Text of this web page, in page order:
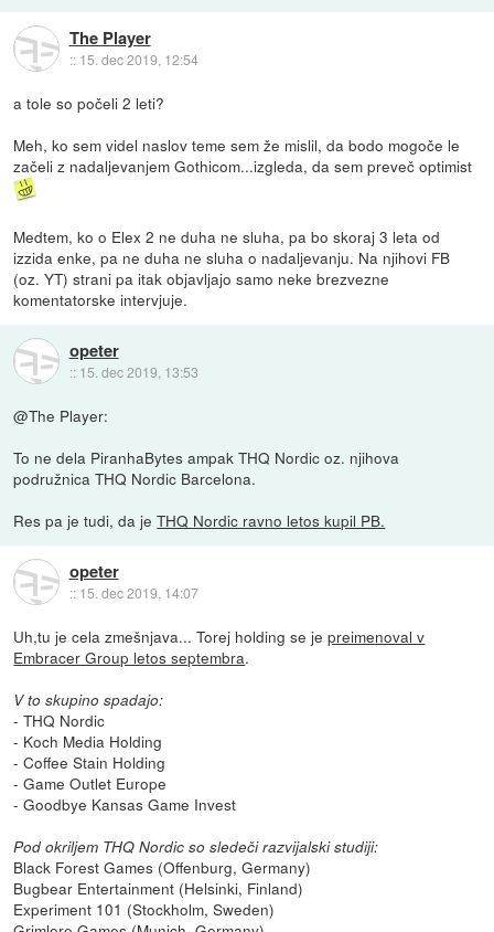
The Player
:: 15. dec 2019, 12:54
a tole so počeli 2 leti?
Meh, ko sem videl naslov teme sem že mislil, da bodo mogoče le
začeli z nadaljevanjem Gothicom...izgleda, da sem preveč optimist
Medtem, ko o Elex 2 ne duha ne sluha, pa bo skoraj 3 leta od
izzida enke, pa ne duha ne sluha o nadaljevanju. Na njihovi FB
(oz. YT) strani pa itak objavljajo samo neke brezvezne
komentatorske intervjuje.
opeter
:: 15. dec 2019, 13:53
@The Player:
To ne dela PiranhaBytes ampak THQ Nordic oz. njihova
podružnica THQ Nordic Barcelona.
Res pa je tudi, da jeTHQ Nordic ravno letos kupil PB.
opeter
:: 15. dec 2019, 14:07
Uh,tu je cela zmešnjava... Torej holding se jepreimenoval v
Embracer Group letos septembra.
V to skupino spadajo:
- THQ Nordic
- Koch Media Holding
- Coffee Stain Holding
- Game Outlet Europe
- Goodbye Kansas Game Invest
Pod okriljem THQ Nordic so sledeči razvijalski studiji:
Black Forest Games (Offenburg, Germany)
Bugbear Entertainment (Helsinki, Finland)
Experiment 101 (Stockholm, Sweden)